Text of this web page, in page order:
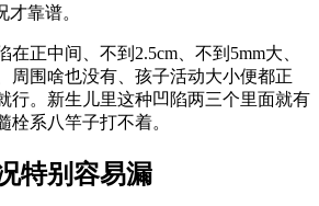
靠谱。
中间、不到2.5cm、不到5mm大、
周围啥也没有、孩子活动大小便都正
行。新生儿里这种凹陷两三个里面就有
栓系八竿子打不着。
别容易漏